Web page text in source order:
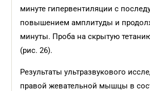
минуте гипервентиляции с
повышением амплитуды и
минуты. Проба на скрытую
(рис. 26).
Результаты ультразвукового
правой жевательной мышцы в